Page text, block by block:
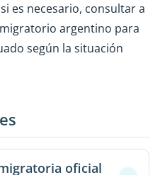
es necesario, consultar a
argentino para
según la situación
oficial